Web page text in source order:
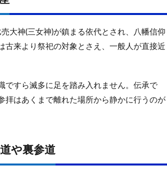
大神(三女神)が鎮まる依代とされ、八幡信仰
古来より祭祀の対象とさえ、一般人が直接近
ですら滅多に足を踏み入れません。伝承で
拝はあくまで離れた場所から静かに行うのが
や裏参道